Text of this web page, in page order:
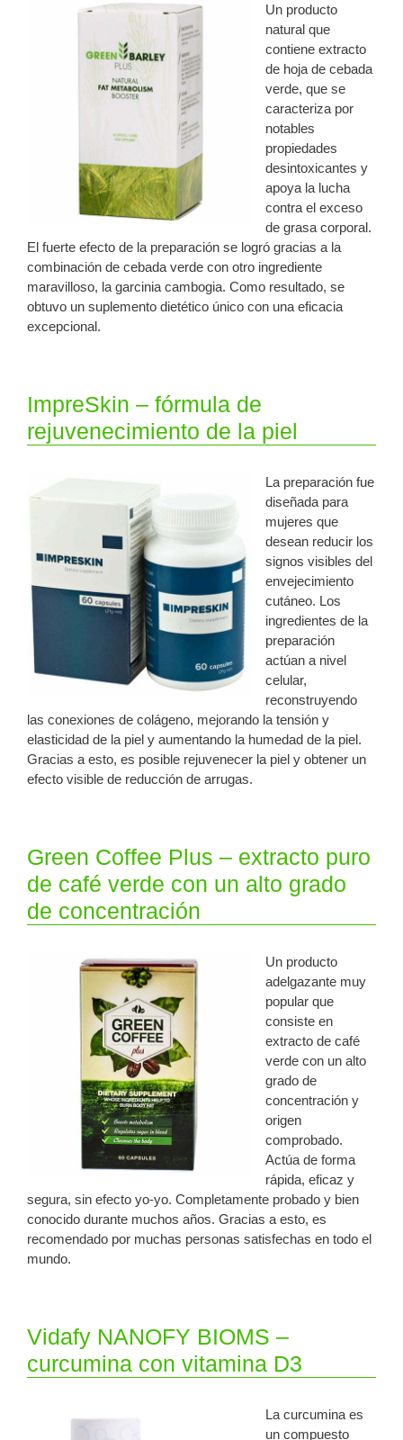
Un producto
natural que
contiene extracto
de hoja de cebada
verde, que se
caracteriza por
notables
propiedades
desintoxicantes y
apoya la lucha
contra el exceso
de grasa corporal.
El fuerte efecto de la preparación se logró gracias a la
combinación de cebada verde con otro ingrediente
maravilloso, la garcinia cambogia. Como resultado, se
obtuvo un suplemento dietético único con una eficacia
excepcional.
ImpreSkin – fórmula de
rejuvenecimiento de la piel
La preparación fue
diseñada para
mujeres que
desean reducir los
signos visibles del
envejecimiento
cutáneo. Los
ingredientes de la
preparación
actúan a nivel
celular,
reconstruyendo
las conexiones de colágeno, mejorando la tensión y
elasticidad de la piel y aumentando la humedad de la piel.
Gracias a esto, es posible rejuvenecer la piel y obtener un
efecto visible de reducción de arrugas.
Green Coffee Plus – extracto puro
de café verde con un alto grado
de concentración
Un producto
adelgazante muy
popular que
consiste en
extracto de café
verde con un alto
grado de
concentración y
origen
comprobado.
Actúa de forma
rápida, eficaz y
segura, sin efecto yo-yo. Completamente probado y bien
conocido durante muchos años. Gracias a esto, es
recomendado por muchas personas satisfechas en todo el
mundo.
Vidafy NANOFY BIOMS –
curcumina con vitamina D3
La curcumina es
un compuesto